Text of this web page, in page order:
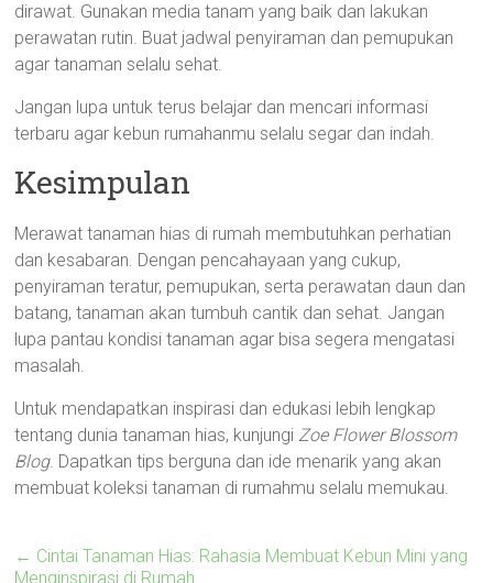
dirawat. Gunakan media tanam yang baik dan lakukan
perawatan rutin. Buat jadwal penyiraman dan pemupukan
agar tanaman selalu sehat.
Jangan lupa untuk terus belajar dan mencari informasi
terbaru agar kebun rumahanmu selalu segar dan indah.
Kesimpulan
Merawat tanaman hias di rumah membutuhkan perhatian
dan kesabaran. Dengan pencahayaan yang cukup,
penyiraman teratur, pemupukan, serta perawatan daun dan
batang, tanaman akan tumbuh cantik dan sehat. Jangan
lupa pantau kondisi tanaman agar bisa segera mengatasi
masalah.
Untuk mendapatkan inspirasi dan edukasi lebih lengkap
tentang dunia tanaman hias, kunjungiZoe Flower Blossom
Blog. Dapatkan tips berguna dan ide menarik yang akan
membuat koleksi tanaman di rumahmu selalu memukau.
← Cintai Tanaman Hias: Rahasia Membuat Kebun Mini yang
Menginspirasi di Rumah